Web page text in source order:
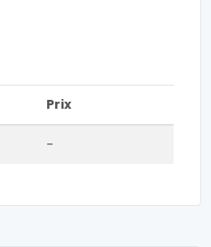
Prix
-